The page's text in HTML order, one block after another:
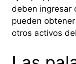
deben ingresar
pueden
otros activos